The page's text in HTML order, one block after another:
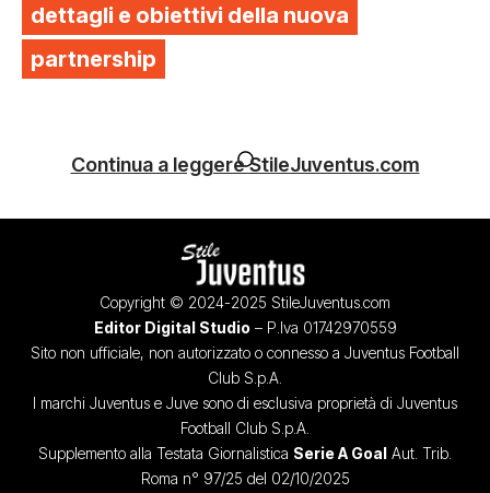
dettagli e obiettivi della nuova
partnership
Continua a leggere StileJuventus.com
Copyright © 2024-2025 StileJuventus.com
Editor Digital Studio – P.Iva 01742970559
Sito non ufficiale, non autorizzato o connesso a Juventus Football
Club S.p.A.
I marchi Juventus e Juve sono di esclusiva proprietà di Juventus
Football Club S.p.A.
Supplemento alla Testata Giornalistica Serie A Goal Aut. Trib.
Roma n° 97/25 del 02/10/2025